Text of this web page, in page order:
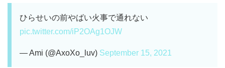
ひらせいの前やばい火事で通れない
pic.twitter.com/iP2OAg1OJW
— Ami (@AxoXo_luv) September 15, 2021